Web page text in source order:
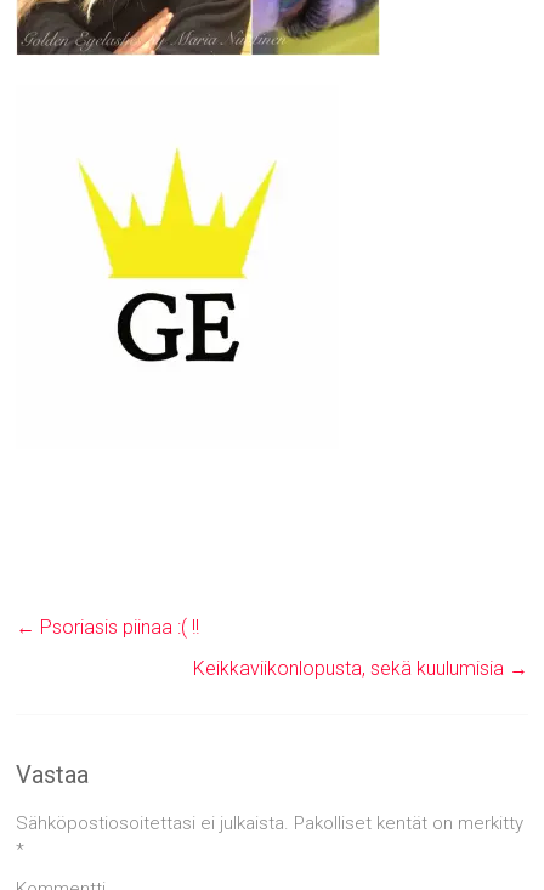
← Psoriasis piinaa :( !!
Keikkaviikonlopusta, sekä kuulumisia →
Vastaa
Sähköpostiosoitettasi ei julkaista. Pakolliset kentät on merkitty
*